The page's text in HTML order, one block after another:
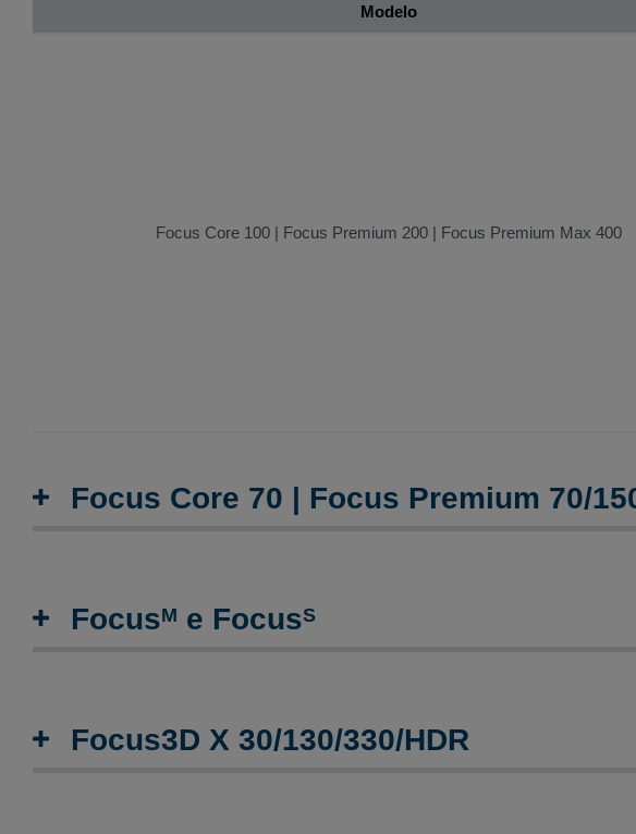
Modelo
Focus Core 100 | Focus Premium 200 | Focus Premium Max 400
Focus Core 70 | Focus Premium 70/
FocusM e FocusS
Focus3D X 30/130/330/HDR